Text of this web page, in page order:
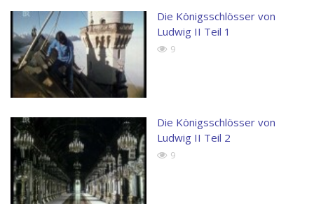
Die Königsschlösser von
Ludwig II Teil 1
9
Die Königsschlösser von
Ludwig II Teil 2
9